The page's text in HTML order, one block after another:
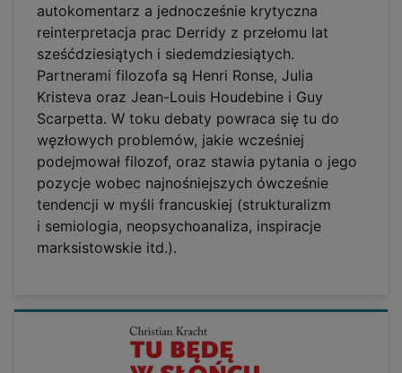
autokomentarz a jednocześnie krytyczna
reinterpretacja prac Derridy z przełomu lat
sześćdziesiątych i siedemdziesiątych.
Partnerami filozofa są Henri Ronse, Julia
Kristeva oraz Jean-Louis Houdebine i Guy
Scarpetta. W toku debaty powraca się tu do
węzłowych problemów, jakie wcześniej
podejmował filozof, oraz stawia pytania o jego
pozycje wobec najnośniejszych ówcześnie
tendencji w myśli francuskiej (strukturalizm
i semiologia, neopsychoanaliza, inspiracje
marksistowskie itd.).